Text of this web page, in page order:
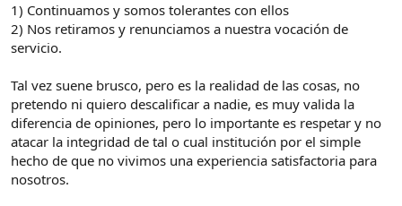
1) Continuamos y somos tolerantes con ellos
2) Nos retiramos y renunciamos a nuestra vocación de
servicio.
Tal vez suene brusco, pero es la realidad de las cosas, no
pretendo ni quiero descalificar a nadie, es muy valida la
diferencia de opiniones, pero lo importante es respetar y no
atacar la integridad de tal o cual institución por el simple
hecho de que no vivimos una experiencia satisfactoria para
nosotros.